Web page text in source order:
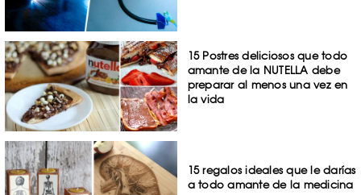
15 Postres deliciosos que todo
amante de la NUTELLA debe
preparar al menos una vez en
la vida
15 regalos ideales que le darías
a todo amante de la medicina